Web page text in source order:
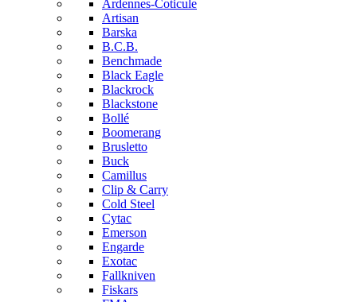
Ardennes-Coticule
Artisan
Barska
B.C.B.
Benchmade
Black Eagle
Blackrock
Blackstone
Bollé
Boomerang
Brusletto
Buck
Camillus
Clip & Carry
Cold Steel
Cytac
Emerson
Engarde
Exotac
Fallkniven
Fiskars